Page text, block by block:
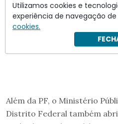
Além da PF, o Ministério
Distrito Federal também
Utilizamos cookies e
experiência de navegação
cookies.